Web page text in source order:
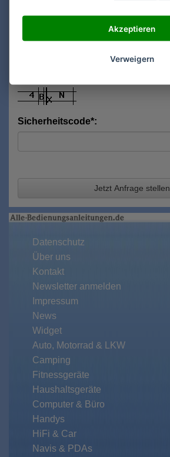
Sicherheitscode*:
Jetzt Anfrage stellen
Datenschutz
Über uns
Kontakt
Newsletter anmelden
Impressum
News
Widget
Auto, Motorrad & LKW
Camping
Fitnessgeräte
Haushaltsgeräte
Computer & Büro
Handys
HiFi & Car
Navis & PDAs
Akzeptieren
Verweigern